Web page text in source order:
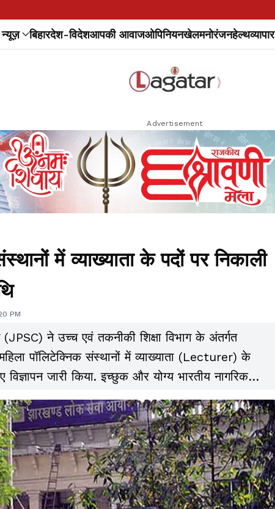
बिहारदेश-विदेशआपकी आवाजओपिनियनखेलमनोरंजनहेल्थव्यापार
Advertisement
में व्याख्याता के पदों पर निकाली
PM
ने उच्च एवं तकनीकी शिक्षा विभाग के अंतर्गत
पॉलिटेक्निक संस्थानों में व्याख्याता (Lecturer) के
विज्ञापन जारी किया. इच्छुक और योग्य भारतीय नागरिक
हैं.